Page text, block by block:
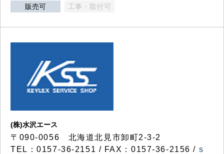
販売可 工事・取付可
(株)水沢エース
〒090-0056 北海道北見市卸町2-3-2
TEL：0157-36-2151 / FAX：0157-36-2156 / s